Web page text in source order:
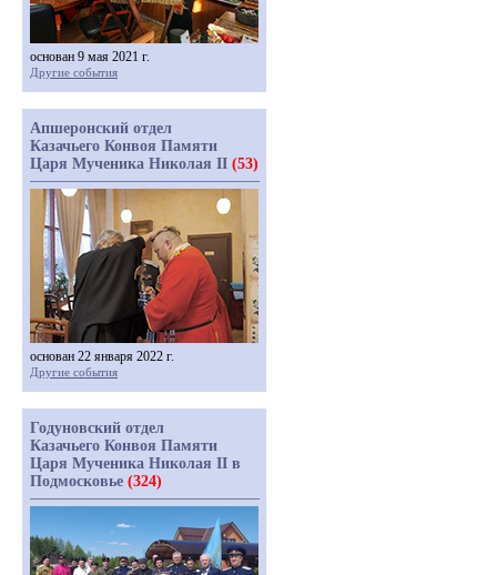
основан 9 мая 2021 г.
Другие события
Апшеронский отдел
Казачьего Конвоя Памяти
Царя Мученика Николая II (53)
основан 22 января 2022 г.
Другие события
Годуновский отдел
Казачьего Конвоя Памяти
Царя Мученика Николая II в
Подмосковье (324)